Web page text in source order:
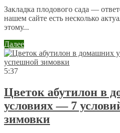
Закладка плодового сада —
нашем сайте есть несколько
этому...
Далее
5:37
Цветок абутилон в
условиях — 7
зимовки